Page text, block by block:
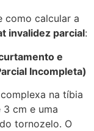
como calcular a
invalidez parcial:
e
Incompleta)
na tíbia
cm e uma
tornozelo. O